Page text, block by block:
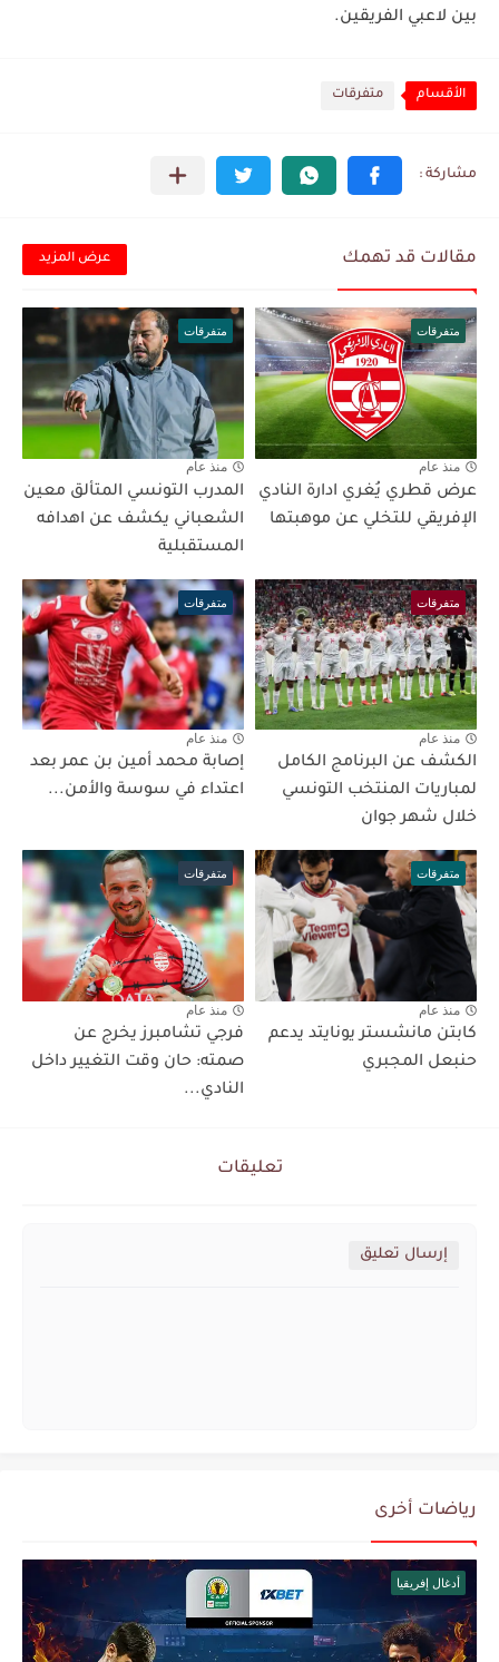
بين لاعبي الفريقين.
الأقسام متفرقات
مقالات قد تهمك عرض المزيد
متفرقات
منذ عام
عرض قطري يُغري ادارة النادي
الإفريقي للتخلي عن موهبتها
متفرقات
منذ عام
المدرب التونسي المتألق معين
الشعباني يكشف عن اهدافه
المستقبلية
متفرقات
منذ عام
الكشف عن البرنامج الكامل
لمباريات المنتخب التونسي
خلال شهر جوان
متفرقات
منذ عام
إصابة محمد أمين بن عمر بعد
اعتداء في سوسة والأمن...
متفرقات
منذ عام
كابتن مانشستر يونايتد يدعم
حنبعل المجبري
متفرقات
منذ عام
فرجي تشامبرز يخرج عن
صمته: حان وقت التغيير داخل
النادي...
تعليقات
إرسال تعليق
رياضات أخرى
أدغال إفريقيا